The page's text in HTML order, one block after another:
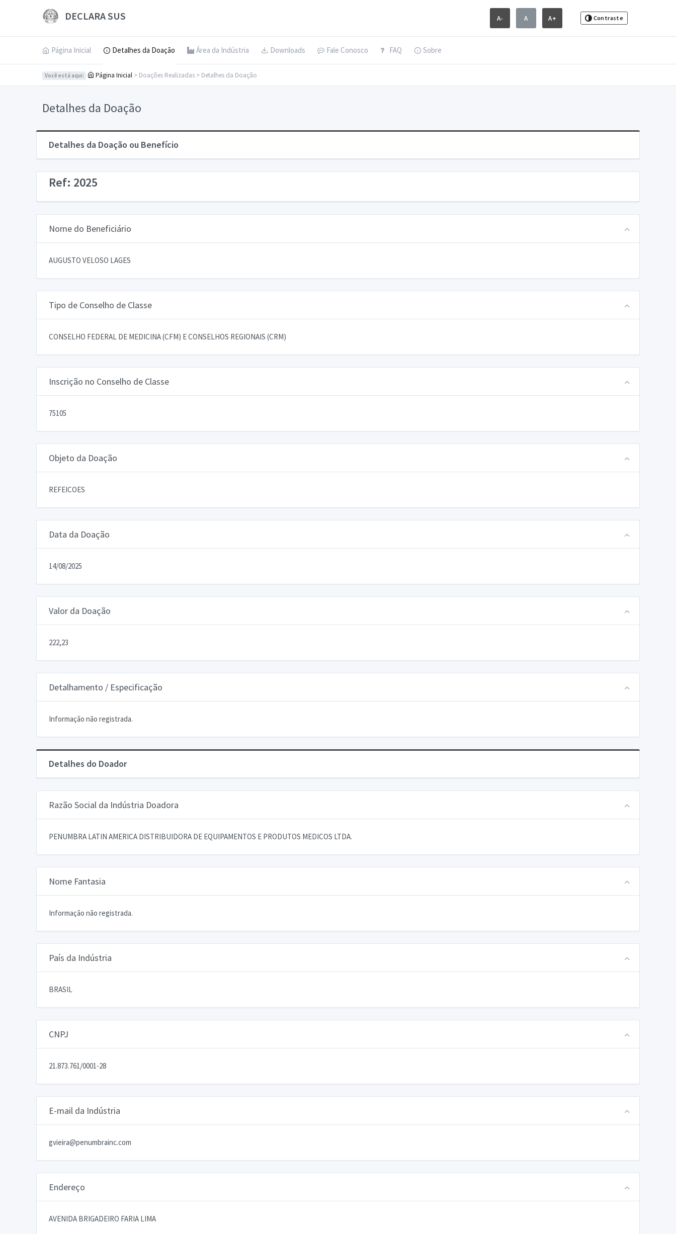
DECLARA SUS A- A A+ Contraste
Página Inicial Detalhes da Doação Área da Indústria Downloads Fale Conosco FAQ Sobre
Você está aqui: Página Inicial > Doações Realizadas > Detalhes da Doação
Detalhes da Doação
Detalhes da Doação ou Benefício
Ref: 2025
Nome do Beneficiário
AUGUSTO VELOSO LAGES
Tipo de Conselho de Classe
CONSELHO FEDERAL DE MEDICINA (CFM) E CONSELHOS REGIONAIS (CRM)
Inscrição no Conselho de Classe
75105
Objeto da Doação
REFEICOES
Data da Doação
14/08/2025
Valor da Doação
222,23
Detalhamento / Especificação
Informação não registrada.
Detalhes do Doador
Razão Social da Indústria Doadora
PENUMBRA LATIN AMERICA DISTRIBUIDORA DE EQUIPAMENTOS E PRODUTOS MEDICOS LTDA.
Nome Fantasia
Informação não registrada.
País da Indústria
BRASIL
CNPJ
21.873.761/0001-28
E-mail da Indústria
gvieira@penumbrainc.com
Endereço
AVENIDA BRIGADEIRO FARIA LIMA